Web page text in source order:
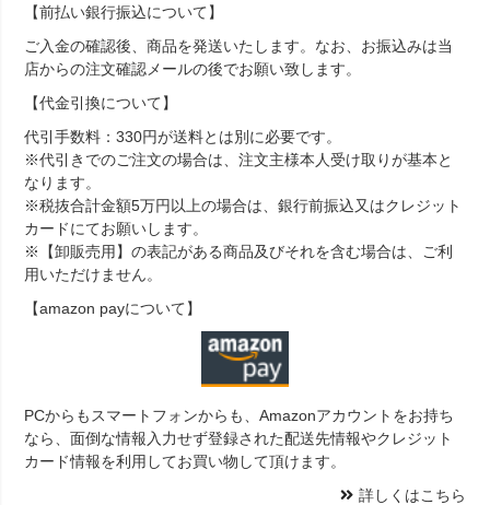
【前払い銀行振込について】
ご入金の確認後、商品を発送いたします。なお、お振込みは当
店からの注文確認メールの後でお願い致します。
【代金引換について】
代引手数料：330円が送料とは別に必要です。
※代引きでのご注文の場合は、注文主様本人受け取りが基本と
なります。
※税抜合計金額5万円以上の場合は、銀行前振込又はクレジット
カードにてお願いします。
※【卸販売用】の表記がある商品及びそれを含む場合は、ご利
用いただけません。
【amazon payについて】
PCからもスマートフォンからも、Amazonアカウントをお持ち
なら、面倒な情報入力せず登録された配送先情報やクレジット
カード情報を利用してお買い物して頂けます。
詳しくはこちら